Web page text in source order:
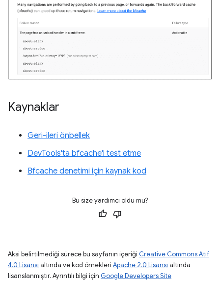
Kaynaklar
Geri-ileri önbellek
DevTools'ta bfcache'i test etme
Bfcache denetimi için kaynak kod
Bu size yardımcı oldu mu?
Aksi belirtilmediği sürece bu sayfanın içeriği Creative Commons Atıf
4.0 Lisansı altında ve kod örnekleri Apache 2.0 Lisansı altında
lisanslanmıştır. Ayrıntılı bilgi için Google Developers Site